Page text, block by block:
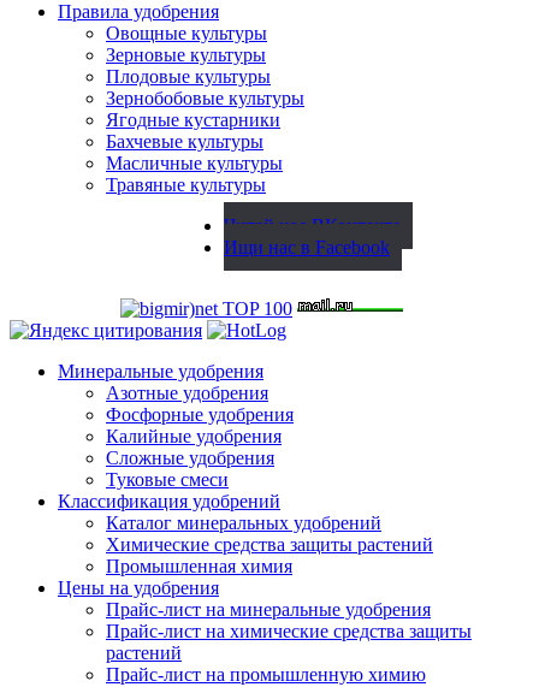
Правила удобрения
Овощные культуры
Зерновые культуры
Плодовые культуры
Зернобобовые культуры
Ягодные кустарники
Бахчевые культуры
Масличные культуры
Травяные культуры
Читай нас ВКонтакте
Ищи нас в Facebook
Минеральные удобрения
Азотные удобрения
Фосфорные удобрения
Калийные удобрения
Сложные удобрения
Туковые смеси
Классификация удобрений
Каталог минеральных удобрений
Химические средства защиты растений
Промышленная химия
Цены на удобрения
Прайс-лист на минеральные удобрения
Прайс-лист на химические средства защиты
растений
Прайс-лист на промышленную химию